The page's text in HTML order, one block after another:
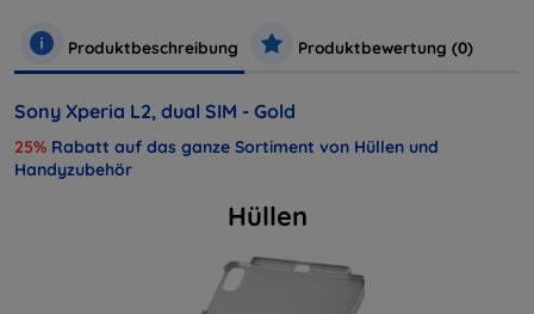
Produktbeschreibung Produktbewertung (0)
Sony Xperia L2, dual SIM - Gold
25% Rabatt auf das ganze Sortiment von Hüllen und
Handyzubehör
Hüllen